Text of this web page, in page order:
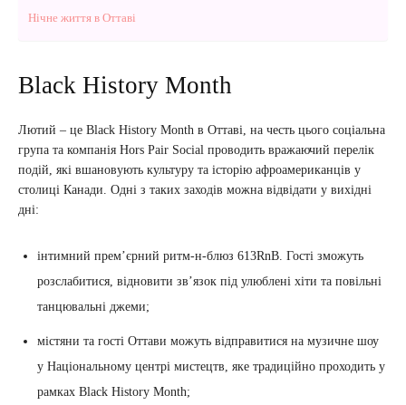
Нічне життя в Оттаві
Black History Month
Лютий – це Black History Month в Оттаві, на честь цього соціальна
група та компанія Hors Pair Social проводить вражаючий перелік
подій, які вшановують культуру та історію афроамериканців у
столиці Канади. Одні з таких заходів можна відвідати у вихідні
дні:
інтимний прем’єрний ритм-н-блюз 613RnB. Гості зможуть
розслабитися, відновити зв’язок під улюблені хіти та повільні
танцювальні джеми;
містяни та гості Оттави можуть відправитися на музичне шоу
у Національному центрі мистецтв, яке традиційно проходить у
рамках Black History Month;